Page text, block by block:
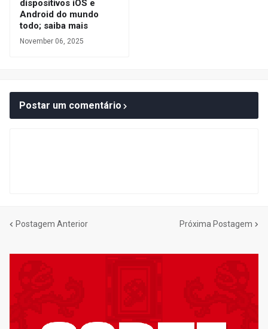
dispositivos iOS e
Android do mundo
todo; saiba mais
November 06, 2025
Postar um comentário
Postagem Anterior Próxima Postagem